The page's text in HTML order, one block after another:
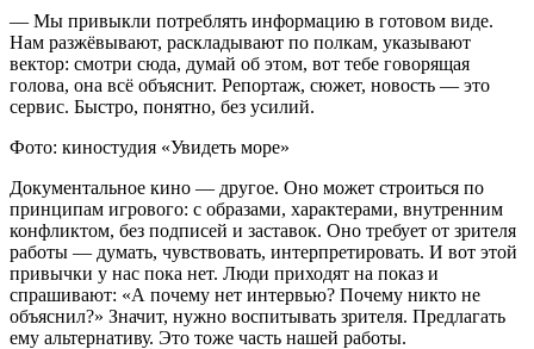
— Мы привыкли потреблять информацию в готовом виде.
Нам разжёвывают, раскладывают по полкам, указывают
вектор: смотри сюда, думай об этом, вот тебе говорящая
голова, она всё объяснит. Репортаж, сюжет, новость — это
сервис. Быстро, понятно, без усилий.
Фото: киностудия «Увидеть море»
Документальное кино — другое. Оно может строиться по
принципам игрового: с образами, характерами, внутренним
конфликтом, без подписей и заставок. Оно требует от зрителя
работы — думать, чувствовать, интерпретировать. И вот этой
привычки у нас пока нет. Люди приходят на показ и
спрашивают: «А почему нет интервью? Почему никто не
объяснил?» Значит, нужно воспитывать зрителя. Предлагать
ему альтернативу. Это тоже часть нашей работы.